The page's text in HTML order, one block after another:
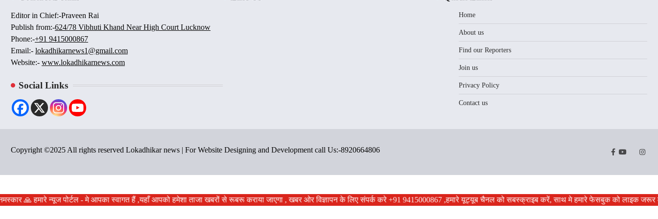
Editor in Chief:-Praveen Rai
Publish from:-624/78 Vibhuti Khand Near High Court Lucknow
Phone:-+91 9415000867
Email:- lokadhikarnews1@gmail.com
Website:- www.lokadhikarnews.com
Social Links
Home
About us
Find our Reporters
Join us
Privacy Policy
Contact us
Copyright ©2025 All rights reserved Lokadhikar news | For Website Designing and Development call Us:-8920664806
Facebook
Youtube
Twitter
🙏 हमारे न्यूज पोर्टल - मे आपका स्वागत हैं ,यहाँ आपको हमेशा ताजा खबरों से रूबरू कराया जाएगा , खबर ओर विज्ञापन के लिए संपर्क करे +91 9415000867 ,हमारे यूट्यूब चैनल को सबस्क्राइब करें, साथ मे हमारे फेसबुक को लाइक जरूर